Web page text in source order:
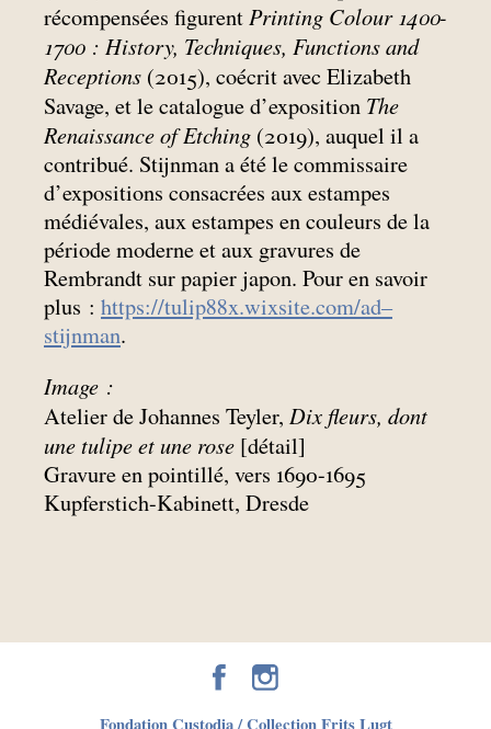
récompensées figurent Printing Colour 1400-
1700 : History, Techniques, Functions and
Receptions (2015), coécrit avec Elizabeth
Savage, et le catalogue d’exposition The
Renaissance of Etching (2019), auquel il a
contribué. Stijnman a été le commissaire
d’expositions consacrées aux estampes
médiévales, aux estampes en couleurs de la
période moderne et aux gravures de
Rembrandt sur papier japon. Pour en savoir
plus : https://tulip88x.wixsite.com/ad--
stijnman.
Image :
Atelier de Johannes Teyler, Dix fleurs, dont
une tulipe et une rose [détail]
Gravure en pointillé, vers 1690-1695
Kupferstich-Kabinett, Dresde
Fondation Custodia / Collection Frits Lugt